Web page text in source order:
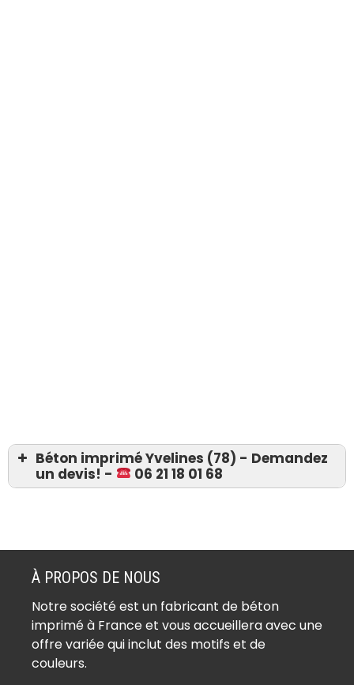
Béton imprimé Yvelines (78) - Demandez
un devis! -
06 21 18 01 68
Béton imprimé Ablis (78660)
Béton imprimé Achères (78260)
Béton imprimé Adainville (78113)
Béton imprimé Aigremont (78240)
Béton imprimé Allainville (78660)
Béton imprimé Andelu (78770)
À PROPOS DE NOUS
Notre société est un fabricant de béton
imprimé à France et vous accueillera avec une
offre variée qui inclut des motifs et de
couleurs.